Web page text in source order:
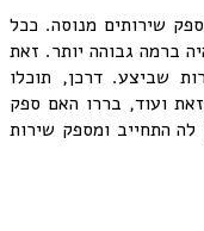
שירותים מנוסה. ככל
ברמה גבוהה יותר. זאת
שביצע. דרכן, תוכלו
ועוד, בררו האם ספק
התחייב ומספק שירות